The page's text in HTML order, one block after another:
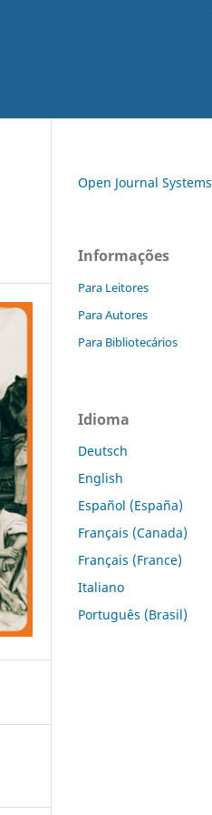
Open Journal Systems
Informações
Para Leitores
Para Autores
Para Bibliotecários
Idioma
Deutsch
English
Español (España)
Français (Canada)
Français (France)
Italiano
Português (Brasil)